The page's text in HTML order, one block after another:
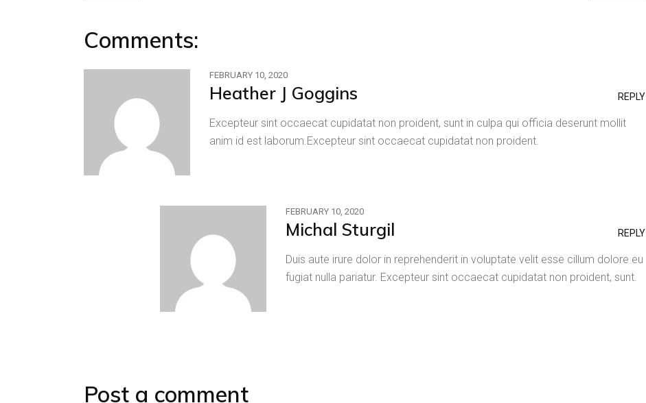
Comments:
FEBRUARY 10, 2020
Heather J Goggins REPLY
Excepteur sint occaecat cupidatat non proident, sunt in culpa qui officia deserunt mollit
anim id est laborum.Excepteur sint occaecat cupidatat non proident.
FEBRUARY 10, 2020
Michal Sturgil REPLY
Duis aute irure dolor in reprehenderit in voluptate velit esse cillum dolore eu
fugiat nulla pariatur. Excepteur sint occaecat cupidatat non proident, sunt.
Post a comment